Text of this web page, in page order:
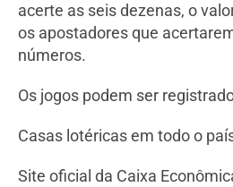
acerte as seis dezenas, o
os apostadores que
números.
Os jogos podem ser
Casas lotéricas em todo o
Site oficial da Caixa